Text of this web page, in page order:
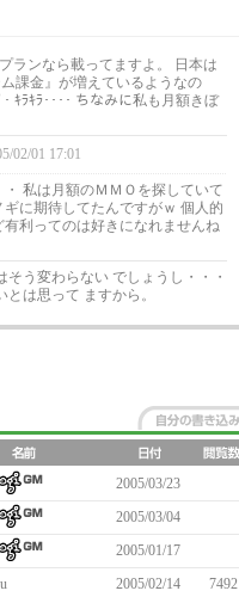
ランなら載ってますよ。 日本は
課金』が増えているようなの
ｷﾗｷﾗ････ ちなみに私も月額きぼ
02/01 17:01
私は月額のＭＭＯを探していて
に期待してたんですがｗ 個人的
利ってのは好きになれませんね
う変わらない でしょうし・・・
は思って ますから。
2005/03/23
2005/03/04
2005/01/17
2005/02/14
7492